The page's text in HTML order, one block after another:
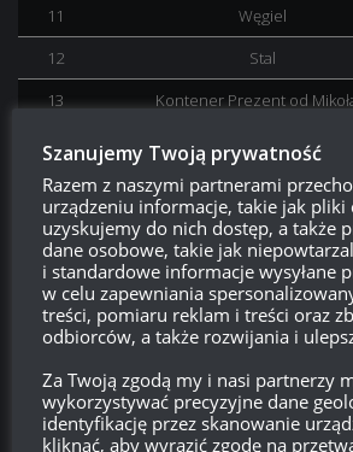
11
Węgiel
12
Stal
13
Kontener Prezent od
14
PD dowódcy +800%
15
Elitarne PD dowódcy
16
Kamuflaż trwały Dreadfin dla
17
Węgiel
18
Stal
Wolne PD +2400%
20
Kontener Ogromny prezent od
Szanujemy Twoją prywatność
Razem z naszymi partnerami
urządzeniu informacje, takie jak pliki
uzyskujemy do nich dostęp, a także
dane osobowe, takie jak
i standardowe informacje wysyłane
w celu zapewniania
treści, pomiaru reklam i treści oraz
odbiorców, a także rozwijania i
Za Twoją zgodą my i nasi partnerzy
wykorzystywać precyzyjne dane
identyfikację przez skanowanie
kliknąć, aby wyrazić zgodę na